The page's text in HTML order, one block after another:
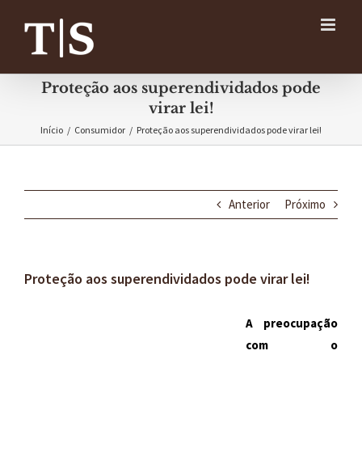
conteúdo
Proteção aos superendividados pode
virar lei!
Início / Consumidor / Proteção aos superendividados pode virar lei!
Anterior Próximo
Proteção aos superendividados pode virar lei!
A preocupação
com o